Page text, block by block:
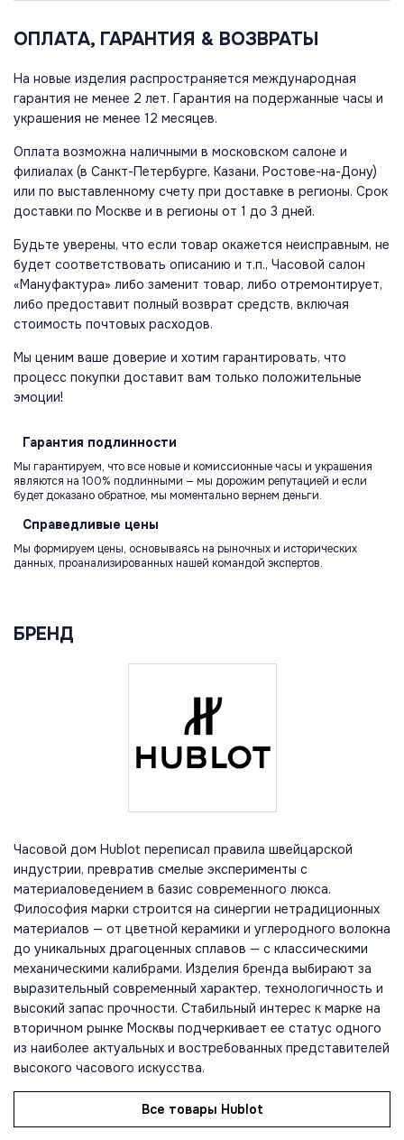
ОПЛАТА, ГАРАНТИЯ & ВОЗВРАТЫ
На новые изделия распространяется международная
гарантия не менее 2 лет. Гарантия на подержанные часы и
украшения не менее 12 месяцев.
Оплата возможна наличными в московском салоне и
филиалах (в Санкт-Петербурге, Казани, Ростове-на-Дону)
или по выставленному счету при доставке в регионы. Срок
доставки по Москве и в регионы от 1 до 3 дней.
Будьте уверены, что если товар окажется неисправным, не
будет соответствовать описанию и т.п., Часовой салон
«Мануфактура» либо заменит товар, либо отремонтирует,
либо предоставит полный возврат средств, включая
стоимость почтовых расходов.
Мы ценим ваше доверие и хотим гарантировать, что
процесс покупки доставит вам только положительные
эмоции!
Гарантия подлинности
Мы гарантируем, что все новые и комиссионные часы и украшения
являются на 100% подлинными — мы дорожим репутацией и если
будет доказано обратное, мы моментально вернем деньги.
Справедливые цены
Мы формируем цены, основываясь на рыночных и исторических
данных, проанализированных нашей командой экспертов.
БРЕНД
Часовой дом Hublot переписал правила швейцарской
индустрии, превратив смелые эксперименты с
материаловедением в базис современного люкса.
Философия марки строится на синергии нетрадиционных
материалов — от цветной керамики и углеродного волокна
до уникальных драгоценных сплавов — с классическими
механическими калибрами. Изделия бренда выбирают за
выразительный современный характер, технологичность и
высокий запас прочности. Стабильный интерес к марке на
вторичном рынке Москвы подчеркивает ее статус одного
из наиболее актуальных и востребованных представителей
высокого часового искусства.
Все товары Hublot